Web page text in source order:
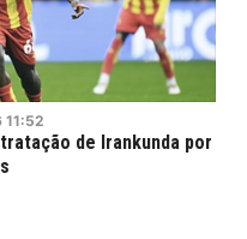
11:52
de Irankunda por